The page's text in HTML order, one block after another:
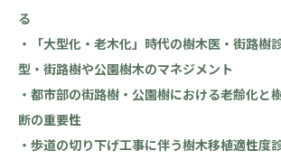
る
・「大型化・老木化」時代の樹木医・街路樹
型・街路樹や公園樹木のマネジメント
・都市部の街路樹・公園樹における老齢化と
断の重要性
・歩道の切り下げ工事に伴う樹木移植適性度